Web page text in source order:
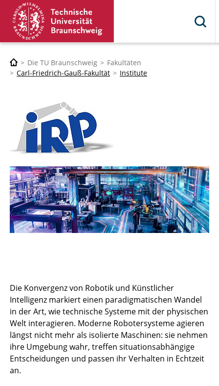
Die TU Braunschweig
Fakultäten
Carl-Friedrich-Gauß-Fakultät
Institute
Die Konvergenz von Robotik und Künstlicher
Intelligenz markiert einen paradigmatischen Wandel
in der Art, wie technische Systeme mit der physischen
Welt interagieren. Moderne Robotersysteme agieren
längst nicht mehr als isolierte Maschinen: sie nehmen
ihre Umgebung wahr, treffen situationsabhängige
Entscheidungen und passen ihr Verhalten in Echtzeit
an.